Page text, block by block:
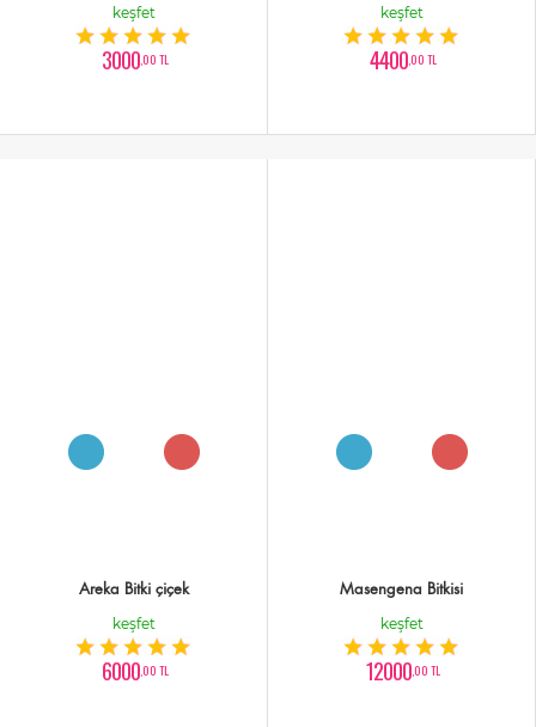
keşfet
3000,00 TL
keşfet
4400,00 TL
Areka Bitki çiçek
keşfet
6000,00 TL
Masengena Bitkisi
keşfet
12000,00 TL